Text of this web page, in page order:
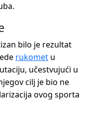
bilo je rezultat
rukomet u
učestvujući u
cilj je bio ne
ovog sporta